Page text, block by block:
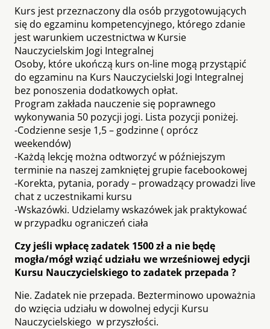
Kurs jest przeznaczony dla osób przygotowujących
się do egzaminu kompetencyjnego, którego zdanie
jest warunkiem uczestnictwa w Kursie
Nauczycielskim Jogi Integralnej
Osoby, które ukończą kurs on-line mogą przystąpić
do egzaminu na Kurs Nauczycielski Jogi Integralnej
bez ponoszenia dodatkowych opłat.
Program zakłada nauczenie się poprawnego
wykonywania 50 pozycji jogi. Lista pozycji poniżej.
-Codzienne sesje 1,5 – godzinne ( oprócz
weekendów)
-Każdą lekcję można odtworzyć w późniejszym
terminie na naszej zamkniętej grupie facebookowej
-Korekta, pytania, porady – prowadzący prowadzi live
chat z uczestnikami kursu
-Wskazówki. Udzielamy wskazówek jak praktykować
w przypadku ograniczeń ciała
Czy jeśli wpłacę zadatek 1500 zł a nie będę
mogła/mógł wziąć udziału we wrześniowej edycji
Kursu Nauczycielskiego to zadatek przepada ?
Nie. Zadatek nie przepada. Bezterminowo upoważnia
do wzięcia udziału w dowolnej edycji Kursu
Nauczycielskiego w przyszłości.